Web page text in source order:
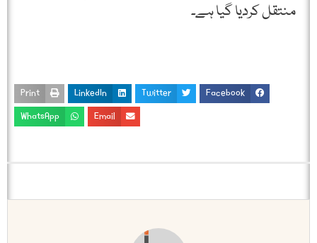
منتقل کردیا گیا ہے۔
Facebook
Twitter
LinkedIn
Print
Email
WhatsApp